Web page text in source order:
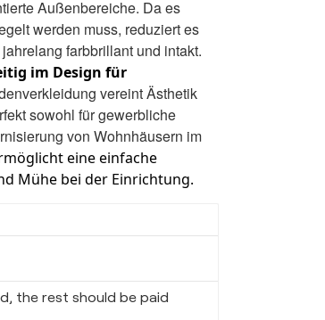
Außenbereiche. Da es
werden muss, reduziert es
farbbrillant und intakt.
im Design für
vereint Ästhetik
sowohl für gewerbliche
von Wohnhäusern im
eine einfache
Mühe bei der Einrichtung.
the rest should be paid